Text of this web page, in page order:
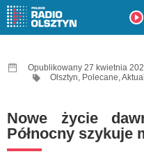
Opublikowany 27 kwietnia
Olsztyn, Polecane,
Nowe życie
Północny szykuje